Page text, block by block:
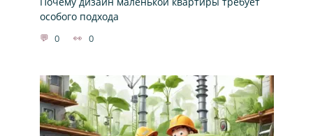
особого подхода
0 0